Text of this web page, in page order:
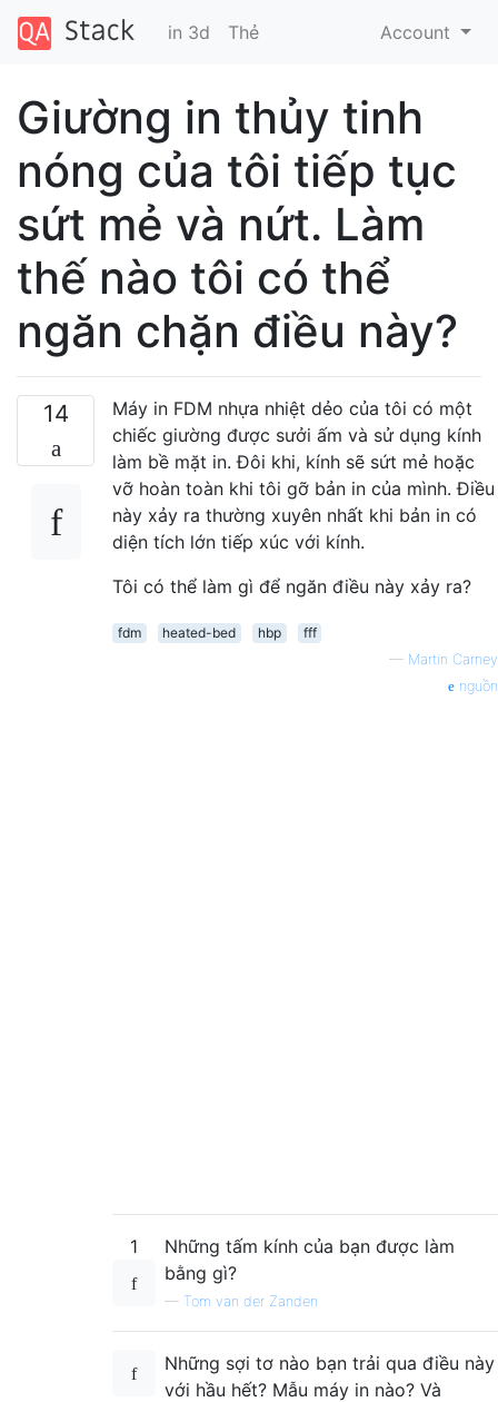
in 3d Thẻ Account
Giường in thủy tinh
nóng của tôi tiếp tục
sứt mẻ và nứt. Làm
thế nào tôi có thể
ngăn chặn điều này?
14
Máy in FDM nhựa nhiệt dẻo của tôi có một
chiếc giường được sưởi ấm và sử dụng kính
làm bề mặt in. Đôi khi, kính sẽ sứt mẻ hoặc
vỡ hoàn toàn khi tôi gỡ bản in của mình. Điều
này xảy ra thường xuyên nhất khi bản in có
diện tích lớn tiếp xúc với kính.
Tôi có thể làm gì để ngăn điều này xảy ra?
fdm heated-bed hbp
fff
— Martin Carney
nguồn
1
Những tấm kính của bạn được làm
bằng gì?
— Tom van der Zanden
Những sợi tơ nào bạn trải qua điều này
với hầu hết? Mẫu máy in nào? Và